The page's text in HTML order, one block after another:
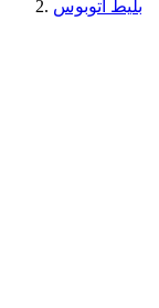
بلیط اتوبوس